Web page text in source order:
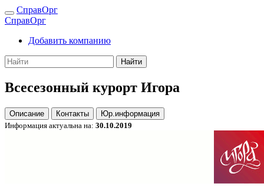
СправОрг
СправОрг
Добавить компанию
Найти
Всесезонный курорт Игора
Описание Контакты
Юр.информация
Информация актуальна на: 30.10.2019